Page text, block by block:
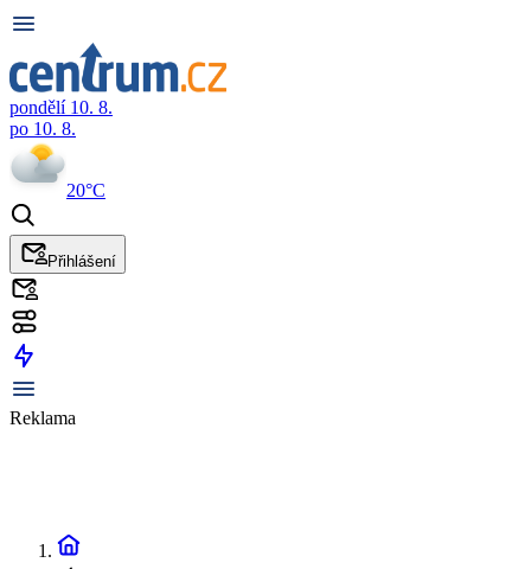
pondělí 10. 8.
po 10. 8.
20°C
Přihlášení
Reklama